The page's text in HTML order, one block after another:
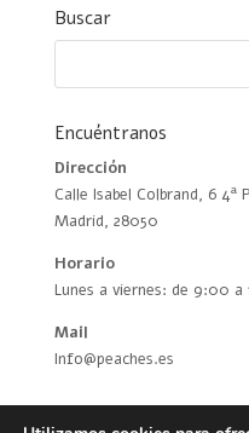
Buscar
Encuéntranos
Dirección
Calle Isabel Colbrand, 6 4ª
Madrid, 28050
Horario
Lunes a viernes: de 9:00 a
Mail
Info@peaches.es